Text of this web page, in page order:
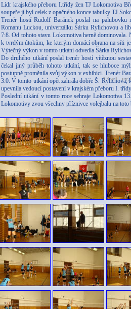
Lídr krajského přeboru I.třídy žen TJ Lokomotiva
soupeře jí byl celek z opačného konce tabulky TJ
Trenér hostí Rudolf Baránek poslal na
Romanu Luckou, univerzálku Šárku Rylichovou a
7:8. Od tohoto stavu Lokomotiva herně
k tvrdým útokům, ke kterým domácí obrana na síti
Výtečný výkon v tomto utkání odvedla Šárka
Do druhého utkání poslal trenér hostí vítěznou
čekal jiný průběh tohoto utkání, tak se hluboce
postupně proměnila svůj výkon v exhibici. Trenér
3:0. V tomto utkání opět zahrála dobře Š.
upevnila vedoucí postavení v krajském přeboru I.
Poslední utkání v tomto roce sehraje Lokomotiva
Lokomotivy zvou všechny příznivce volejbalu na
TKsoft -